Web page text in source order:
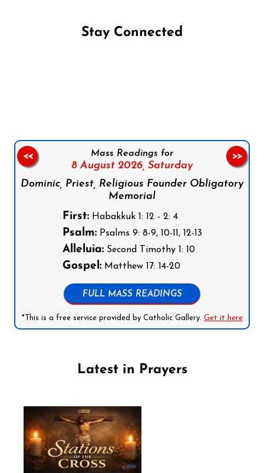
Stay Connected
Mass Readings for
8 August 2026, Saturday
Dominic, Priest, Religious Founder Obligatory
Memorial
First:Habakkuk 1: 12 - 2: 4
Psalm:Psalms 9: 8-9, 10-11, 12-13
Alleluia:Second Timothy 1: 10
Gospel:Matthew 17: 14-20
FULL MASS READINGS
*This is a free service provided by Catholic Gallery. Get it here
<< >>
Latest in Prayers